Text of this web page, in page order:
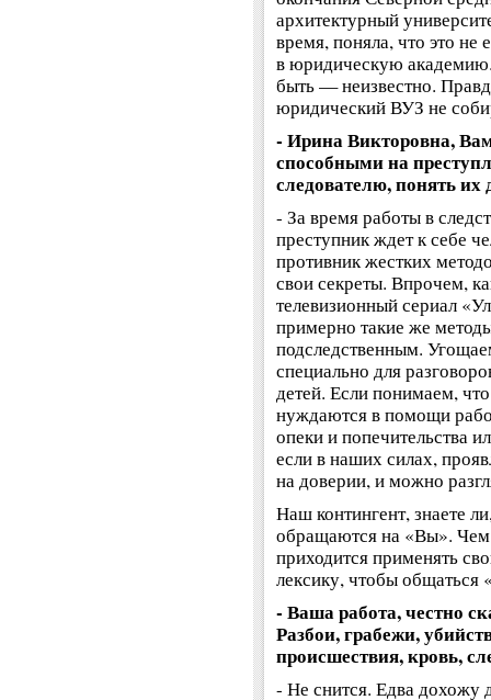
архитектурный
время, поняла, что это не
в юридическую
быть — неизвестно.
юридический ВУЗ не
- Ирина Викторовна,
способными на
следователю, понять их
- За время работы в
преступник ждет к себе
противник жестких
свои секреты. Впрочем,
телевизионный сериал
примерно такие же
подследственным.
специально для
детей. Если понимаем,
нуждаются в помощи
опеки и попечительства
если в наших силах,
на доверии, и можно
Наш контингент, знаете
обращаются на «Вы».
приходится применять
лексику, чтобы общаться
- Ваша работа, честно
Разбои, грабежи,
происшествия, кровь,
- Не снится. Едва дохожу